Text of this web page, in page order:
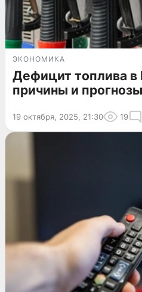
ЭКОНОМИКА
Дефицит топлива в
причины и прогнозы
19 октября, 2025, 21:30 19